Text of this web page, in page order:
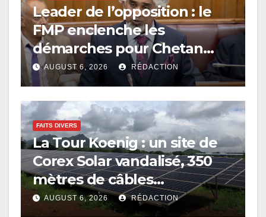
Leader de l’opposition : le
FMP enclenche les
démarches pour Chetan
Baboolall
AUGUST 6, 2026 RÉDACTION
FAITS DIVERS
La Tour Koenig : un site de
Corex Solar vandalisé, 350
mètres de câbles
électriques volés
AUGUST 6, 2026 RÉDACTION